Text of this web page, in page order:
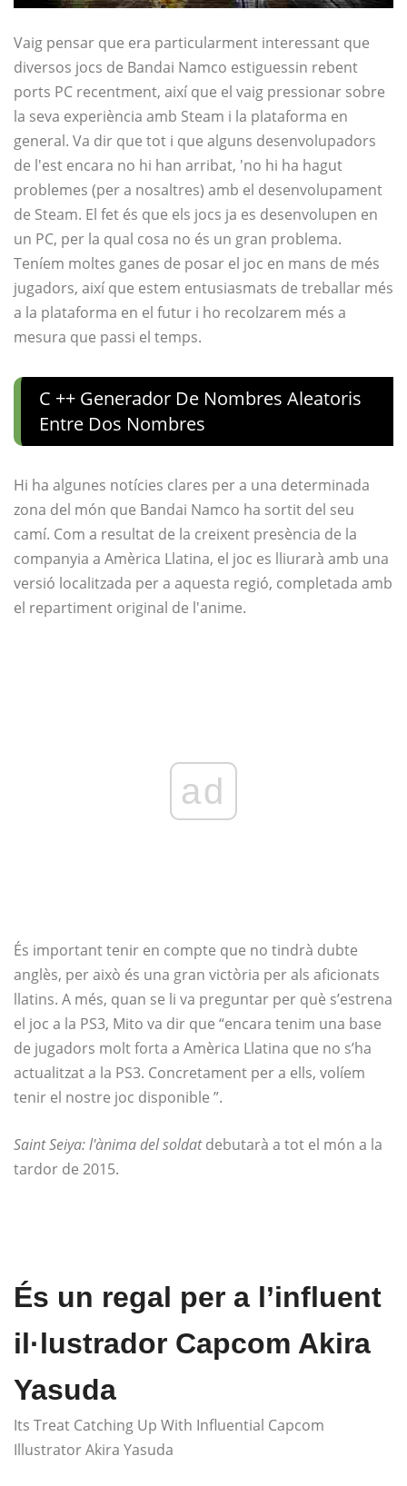
Vaig pensar que era particularment interessant que
diversos jocs de Bandai Namco estiguessin rebent
ports PC recentment, així que el vaig pressionar sobre
la seva experiència amb Steam i la plataforma en
general. Va dir que tot i que alguns desenvolupadors
de l'est encara no hi han arribat, 'no hi ha hagut
problemes (per a nosaltres) amb el desenvolupament
de Steam. El fet és que els jocs ja es desenvolupen en
un PC, per la qual cosa no és un gran problema.
Teníem moltes ganes de posar el joc en mans de més
jugadors, així que estem entusiasmats de treballar més
a la plataforma en el futur i ho recolzarem més a
mesura que passi el temps.
C ++ Generador De Nombres Aleatoris
Entre Dos Nombres
Hi ha algunes notícies clares per a una determinada
zona del món que Bandai Namco ha sortit del seu
camí. Com a resultat de la creixent presència de la
companyia a Amèrica Llatina, el joc es lliurarà amb una
versió localitzada per a aquesta regió, completada amb
el repartiment original de l'anime.
ad
És important tenir en compte que no tindrà dubte
anglès, per això és una gran victòria per als aficionats
llatins. A més, quan se li va preguntar per què s’estrena
el joc a la PS3, Mito va dir que “encara tenim una base
de jugadors molt forta a Amèrica Llatina que no s’ha
actualitzat a la PS3. Concretament per a ells, volíem
tenir el nostre joc disponible ”.
Saint Seiya: l'ànima del soldatdebutarà a tot el món a la
tardor de 2015.
És un regal per a l’influent
il·lustrador Capcom Akira
Yasuda
Its Treat Catching Up With Influential Capcom
Illustrator Akira Yasuda